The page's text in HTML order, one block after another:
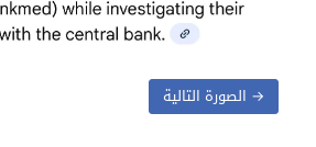
→ الصورة التالية